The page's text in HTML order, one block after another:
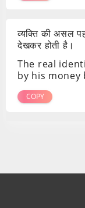
व्यक्ति की असल
देखकर होती है।
The real
by his
COPY